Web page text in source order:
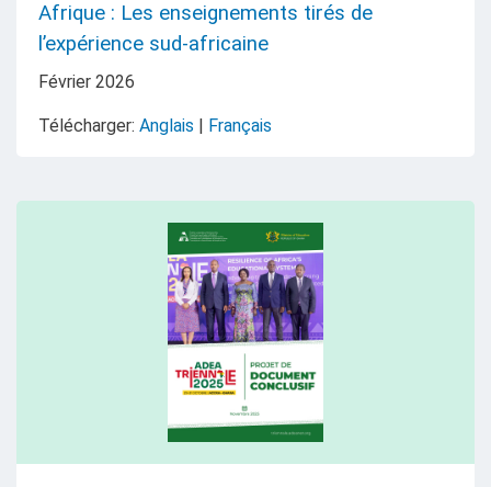
Afrique : Les enseignements tirés de
l’expérience sud-africaine
Février 2026
Télécharger: Anglais Français